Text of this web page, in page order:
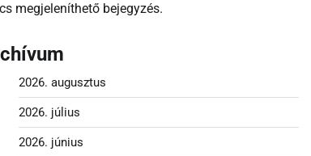
megjeleníthető bejegyzés.
2026. augusztus
2026. július
2026. június